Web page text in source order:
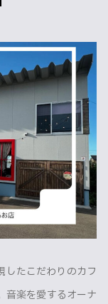
したこだわりのカフ
音楽を愛するオーナ